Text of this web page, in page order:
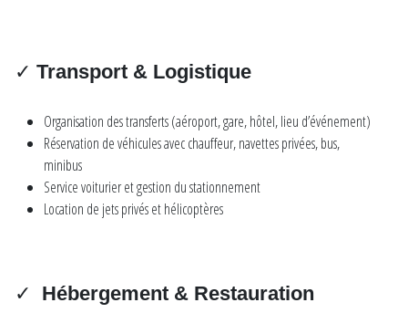
✓ Transport & Logistique
Organisation des transferts (aéroport, gare, hôtel, lieu d’événement)
Réservation de véhicules avec chauffeur, navettes privées, bus,
minibus
Service voiturier et gestion du stationnement
Location de jets privés et hélicoptères
✓ Hébergement & Restauration